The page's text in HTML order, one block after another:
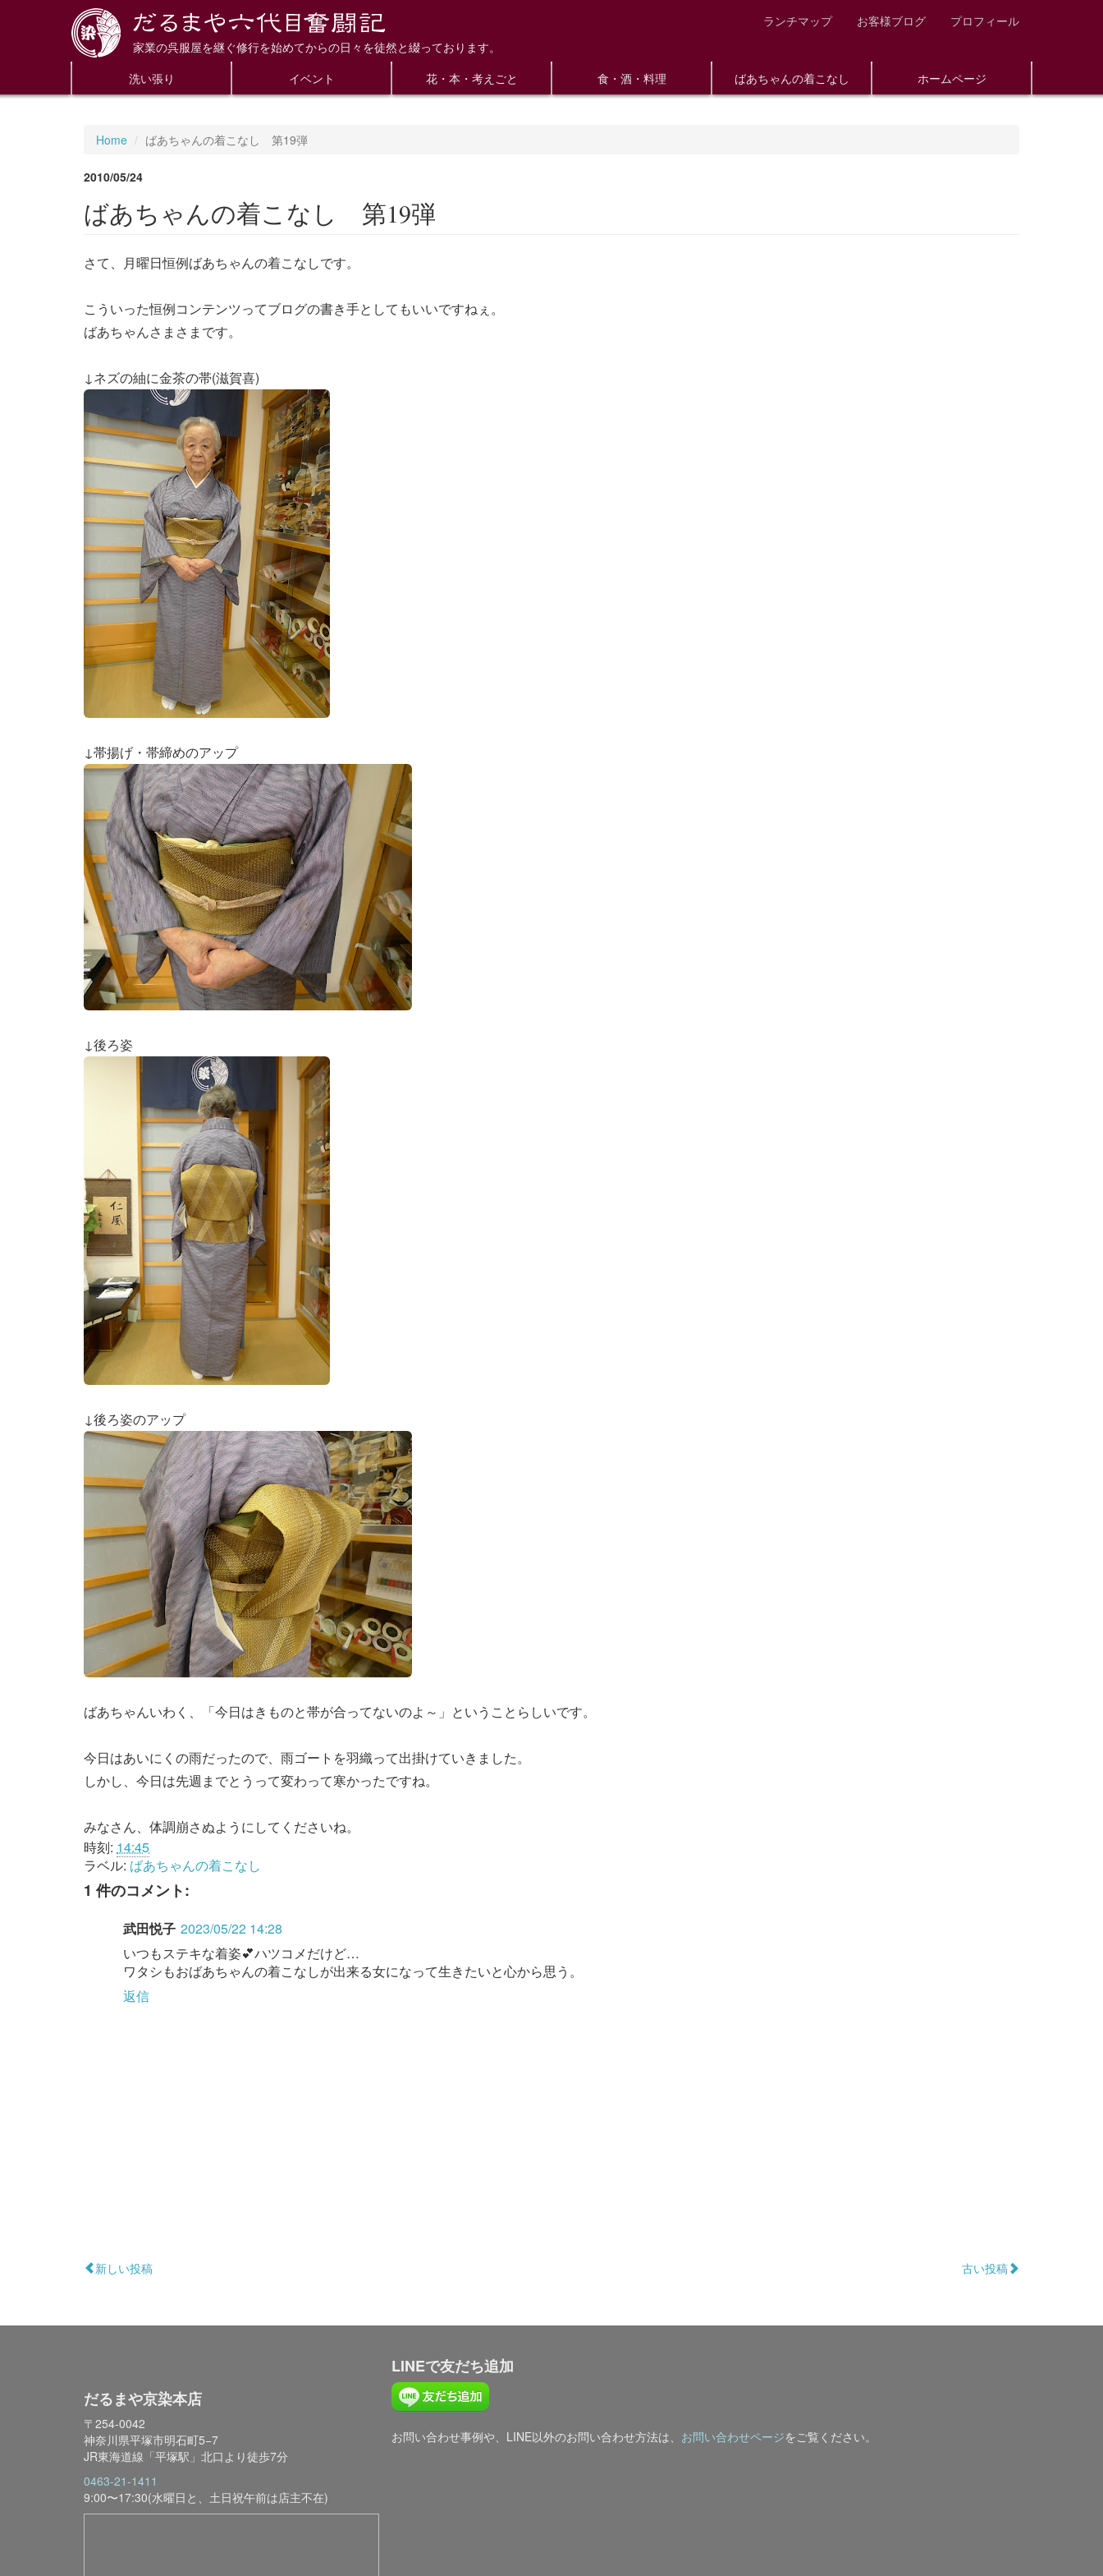
家業の呉服屋を継ぐ修行を始めてからの日々を徒然と綴っております。
ランチマップ お客様ブログ プロフィール
洗い張り イベント 花・本・考えごと 食・酒・料理 ばあちゃんの着こなし ホームページ
Home ばあちゃんの着こなし 第19弾
2010/05/24
ばあちゃんの着こなし 第19弾
さて、月曜日恒例ばあちゃんの着こなしです。
こういった恒例コンテンツってブログの書き手としてもいいですねぇ。
ばあちゃんさまさまです。
↓ネズの紬に金茶の帯(滋賀喜)
↓帯揚げ・帯締めのアップ
↓後ろ姿
↓後ろ姿のアップ
ばあちゃんいわく、「今日はきものと帯が合ってないのよ～」ということらしいです。
今日はあいにくの雨だったので、雨ゴートを羽織って出掛けていきました。
しかし、今日は先週までとうって変わって寒かったですね。
みなさん、体調崩さぬようにしてくださいね。
時刻: 14:45
ラベル: ばあちゃんの着こなし
1 件のコメント:
武田悦子 2023/05/22 14:28
いつもステキな着姿💕ハツコメだけど…
ワタシもおばあちゃんの着こなしが出来る女になって生きたいと心から思う。
返信
新しい投稿 古い投稿
だるまや京染本店
〒254-0042
神奈川県平塚市明石町5−7
JR東海道線「平塚駅」北口より徒歩7分
0463-21-1411
9:00〜17:30(水曜日と、土日祝午前は店主不在)
LINEで友だち追加
お問い合わせ事例や、LINE以外のお問い合わせ方法は、 お問い合わせページをご覧ください。